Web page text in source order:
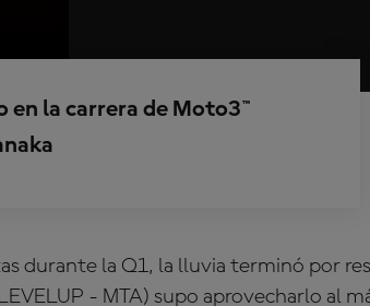
en la carrera de Moto3™
durante la Q1, la lluvia terminó por
- MTA) supo aprovecharlo al